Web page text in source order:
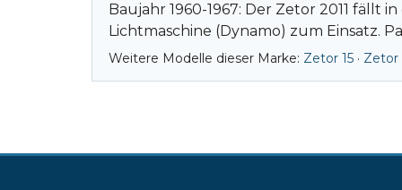
Baujahr 1960-1967: Der Zetor 2011 fällt
Lichtmaschine (Dynamo) zum Einsatz.
Weitere Modelle dieser Marke: Zetor 15 · Zetor